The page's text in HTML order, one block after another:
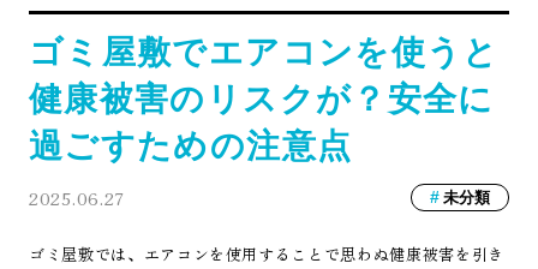
ゴミ屋敷でエアコンを使うと
健康被害のリスクが？安全に
過ごすための注意点
2025.06.27 未分類
ゴミ屋敷では、エアコンを使用することで思わぬ健康被害を引き